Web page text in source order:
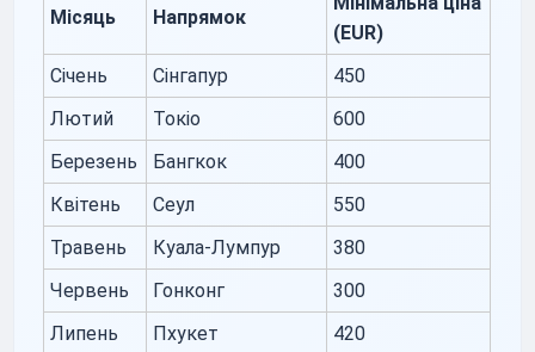
Місяць Напрямок
(EUR)
Січень
Сінгапур
450
Лютий
Токіо
600
Березень
Бангкок
400
Квітень
Сеул
550
Травень
Куала-Лумпур
380
Червень
Гонконг
300
Липень
Пхукет 420